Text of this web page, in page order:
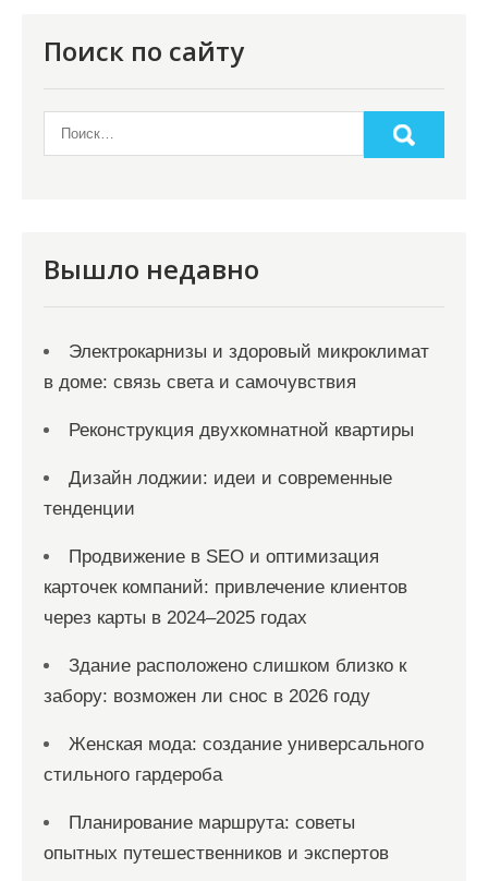
Поиск по сайту
Вышло недавно
Электрокарнизы и здоровый микроклимат
в доме: связь света и самочувствия
Реконструкция двухкомнатной квартиры
Дизайн лоджии: идеи и современные
тенденции
Продвижение в SEO и оптимизация
карточек компаний: привлечение клиентов
через карты в 2024–2025 годах
Здание расположено слишком близко к
забору: возможен ли снос в 2026 году
Женская мода: создание универсального
стильного гардероба
Планирование маршрута: советы
опытных путешественников и экспертов